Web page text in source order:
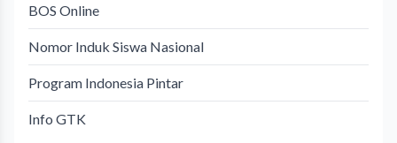
BOS Online
Nomor Induk Siswa Nasional
Program Indonesia Pintar
Info GTK